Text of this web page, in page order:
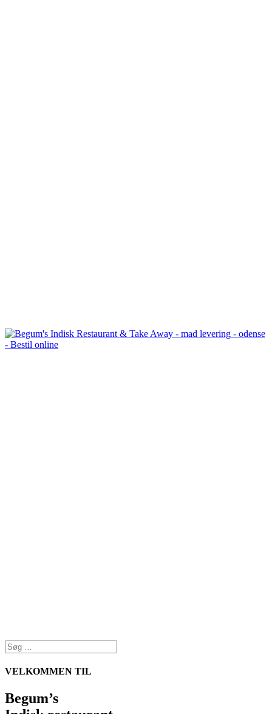
VELKOMMEN TIL
Begum’s